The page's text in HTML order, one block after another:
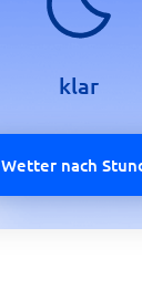
klar
Wetter nach